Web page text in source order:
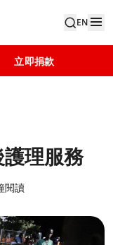
EN
立即捐款
理服務
閱讀